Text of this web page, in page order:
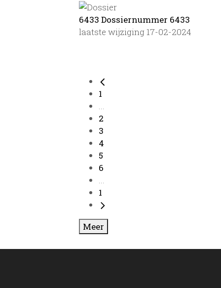
6433 Dossiernummer 6433
laatste wijziging 17-02-2024
1
...
2
3
4
5
6
...
1
Meer